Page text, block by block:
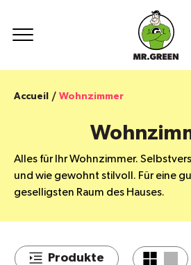
Accueil Wohnzimmer
Alles für Ihr Wohnzimmer.
und wie gewohnt stilvoll. Für eine
geselligsten Raum des Hauses.
Produkte